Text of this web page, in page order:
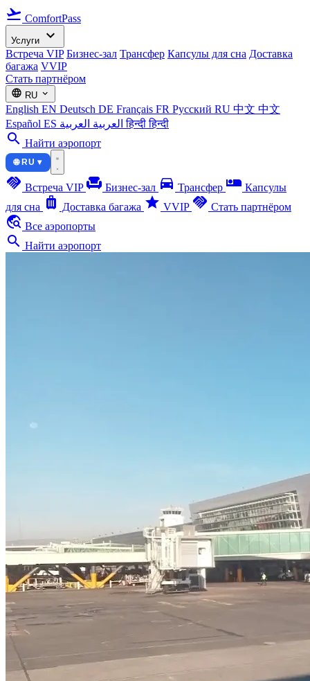
flight_takeoff ComfortPass
Услуги expand_more
Встреча VIP Бизнес-зал Трансфер Капсулы для сна Доставка
багажа VVIP
Стать партнёром
language RU expand_more
English EN Deutsch DE Français FR Русский RU 中文 中文
Español ES العربية العربية हिन्दीहिन्दी
search Найти аэропорт
🌐 RU ▾
handshake Встреча VIP chair Бизнес-зал directions_car Трансфер airline_seat_individual_suite Капсулы
для сна luggage Доставка багажа star VVIP handshake Стать партнёром
travel_explore Все аэропорты
search Найти аэропорт